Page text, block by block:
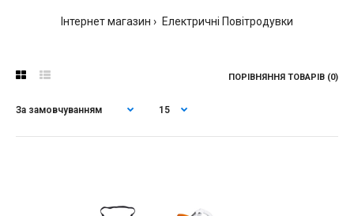
Інтернет магазин Електричні Повітродувки
ПОРІВНЯННЯ ТОВАРІВ (0)